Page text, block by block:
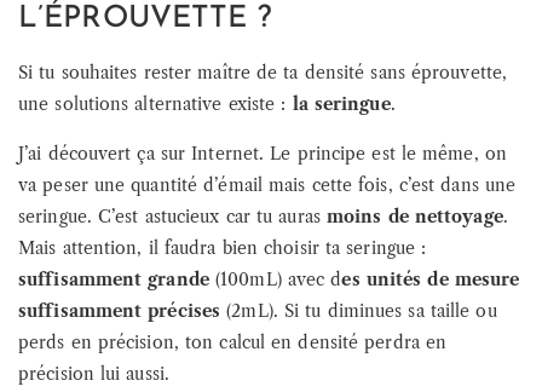
L’ÉPROUVETTE ?
Si tu souhaites rester maître de ta densité sans éprouvette,
une solutions alternative existe : la seringue.
J’ai découvert ça sur Internet. Le principe est le même, on
va peser une quantité d’émail mais cette fois, c’est dans une
seringue. C’est astucieux car tu auras moins de nettoyage.
Mais attention, il faudra bien choisir ta seringue :
suffisamment grande(100mL) avec des unités de mesure
suffisamment précises(2mL). Si tu diminues sa taille ou
perds en précision, ton calcul en densité perdra en
précision lui aussi.